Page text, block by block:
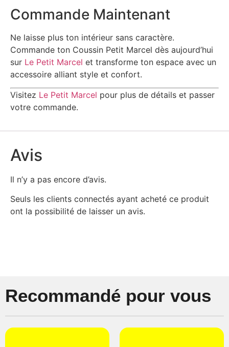
Commande Maintenant
Ne laisse plus ton intérieur sans caractère.
Commande ton Coussin Petit Marcel dès aujourd’hui
sur Le Petit Marcel et transforme ton espace avec un
accessoire alliant style et confort.
Visitez Le Petit Marcel pour plus de détails et passer
votre commande.
Avis
Il n’y a pas encore d’avis.
Seuls les clients connectés ayant acheté ce produit
ont la possibilité de laisser un avis.
Recommandé pour vous